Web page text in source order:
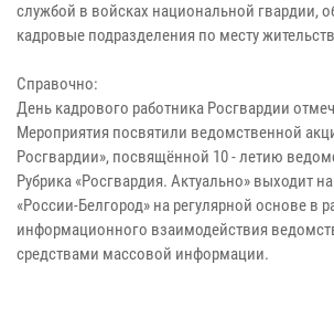
службой в войсках национальной гвардии,
кадровые подразделения по месту
Справочно:
День кадрового работника Росгвардии
Мероприятия посвятили ведомственной
Росгвардии», посвящённой 10 - летию
Рубрика «Росгвардия. Актуально» выходит
«России-Белгород» на регулярной основе в
информационного взаимодействия
средствами массовой информации.